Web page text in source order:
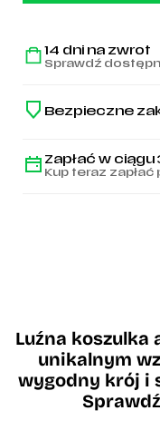
Legia
Warszawa
14 dni na zwrot
Sprawdź
Bezpieczne
Zapłać w ciągu
Kup teraz zapłać
Luźna
unikalnym
wygodny krój i